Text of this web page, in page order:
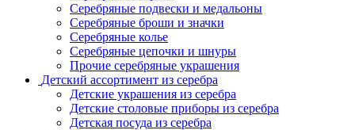
Серебряные подвески и медальоны
Серебряные броши и значки
Серебряные колье
Серебряные цепочки и шнуры
Прочие серебряные украшения
Детский ассортимент из серебра
Детские украшения из серебра
Детские столовые приборы из серебра
Детская посуда из серебра